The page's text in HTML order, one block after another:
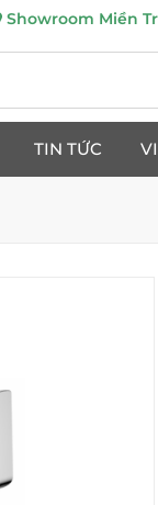
Showroom Miền
TIN TỨC